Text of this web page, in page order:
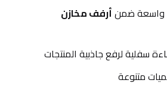
واسعة ضمن
سفلية لرفع جاذبية المنتجات
متنوعة